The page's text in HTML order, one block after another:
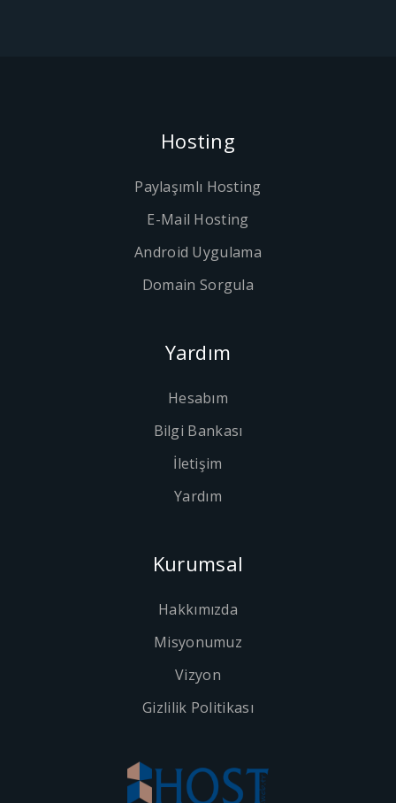
Hosting
Paylaşımlı Hosting
E-Mail Hosting
Android Uygulama
Domain Sorgula
Yardım
Hesabım
Bilgi Bankası
İletişim
Yardım
Kurumsal
Hakkımızda
Misyonumuz
Vizyon
Gizlilik Politikası